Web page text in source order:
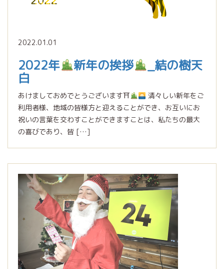
2022.01.01
2022年 新年の挨拶 _結の樹天
白
あけましておめでとうございます⛩
清々しい新年をご
利用者様、地域の皆様方と迎えることができ、お互いにお
祝いの言葉を交わすことができますことは、私たちの最大
の喜びであり、皆 […]